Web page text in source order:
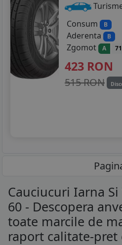
Consum
B
Aderenta B
Zgomot A
423 RON
515 RON
Cauciucuri Iarna Si
60 - Descopera
toate marcile de
raport calitate-pret